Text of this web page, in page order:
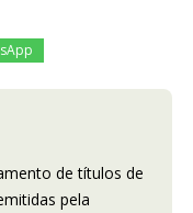
de títulos de
pela